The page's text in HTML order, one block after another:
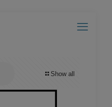
Show all